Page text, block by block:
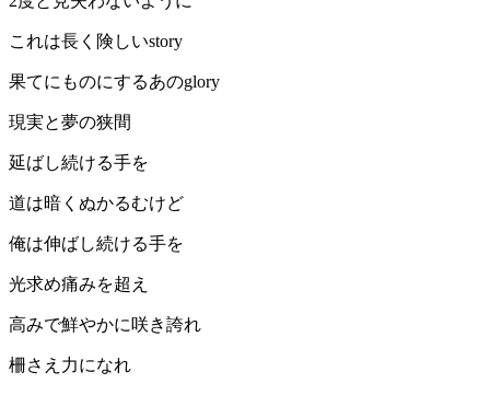
これは長く険しいstory
果てにものにするあのglory
現実と夢の狭間
延ばし続ける手を
道は暗くぬかるむけど
俺は伸ばし続ける手を
光求め痛みを超え
高みで鮮やかに咲き誇れ
柵さえ力になれ